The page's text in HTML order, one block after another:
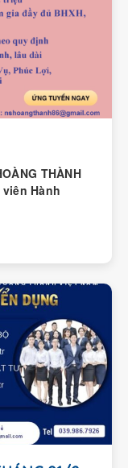
THÀNH
viên Hành
THÔNG BÁO TUYỂN DỤNG THÁNG 01/2026